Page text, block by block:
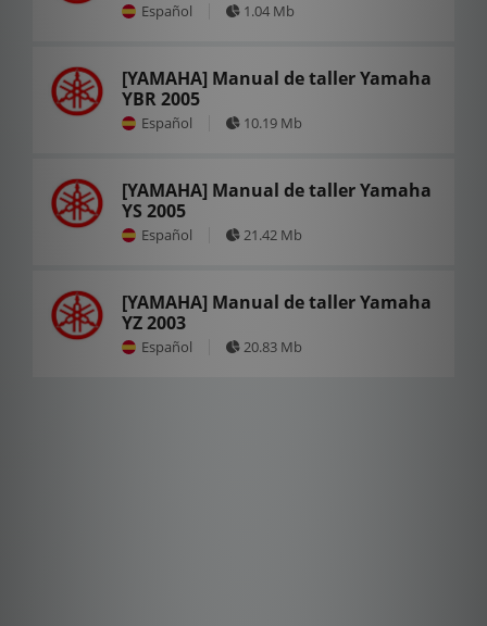
Español 1.04 Mb
[YAMAHA] Manual de taller Yamaha
YBR 2005
Español 10.19 Mb
[YAMAHA] Manual de taller Yamaha
YS 2005
Español 21.42 Mb
[YAMAHA] Manual de taller Yamaha
YZ 2003
Español 20.83 Mb